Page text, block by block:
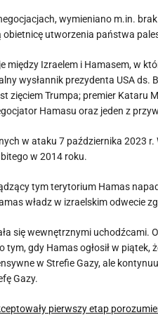
wymieniano m.in.
utworzenia państwa
między Izraelem i Hamasem, w
wysłannik prezydenta USA ds.
zięciem Trumpa; premier Kataru
Hamasu oraz jeden z
w ataku 7 października 2023 r.
w 2014 roku.
tym terytorium Hamas
władz w izraelskim odwecie
się wewnętrznymi uchodźcami.
gdy Hamas ogłosił w
w Strefie Gazy, ale
Gazy.
pierwszy etap